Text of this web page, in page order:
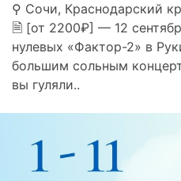
⚲ Сочи, Краснодарский
🗎 [от 2200₽] — 12
нулевых «Фактор-2» в
большим сольным
вы гуляли..